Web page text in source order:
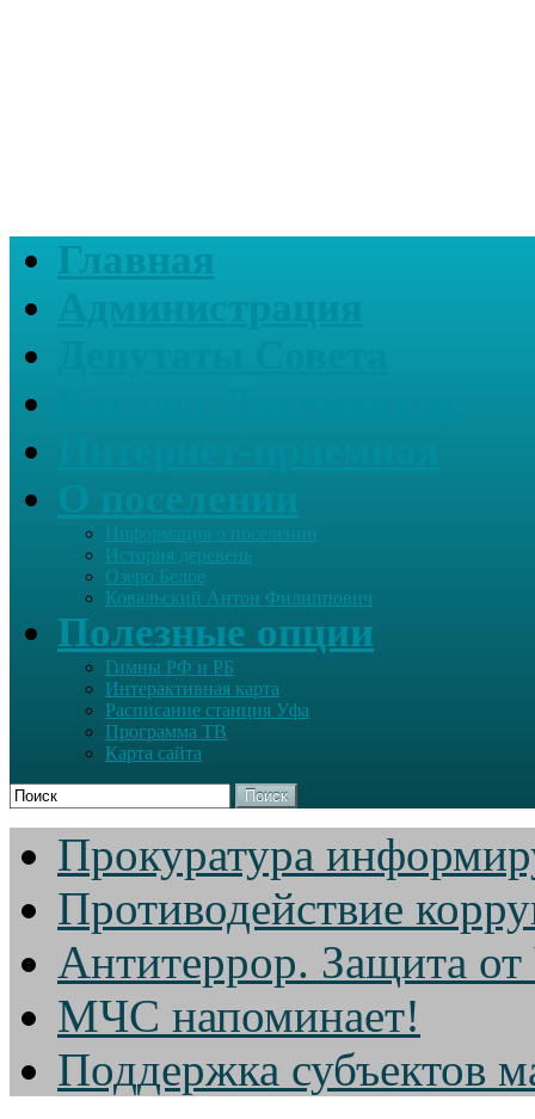
Главная
Информация о поселении
История деревень
Озеро Белое
Ковальский Антон Филиппович
Полезные опции
Гимны РФ и РБ
Интерактивная карта
Расписание станция Уфа
Программа ТВ
Карта сайта
Поиск
Прокуратура
Противодействие
Антитеррор. Защита
МЧС напоминает!
Поддержка субъектов